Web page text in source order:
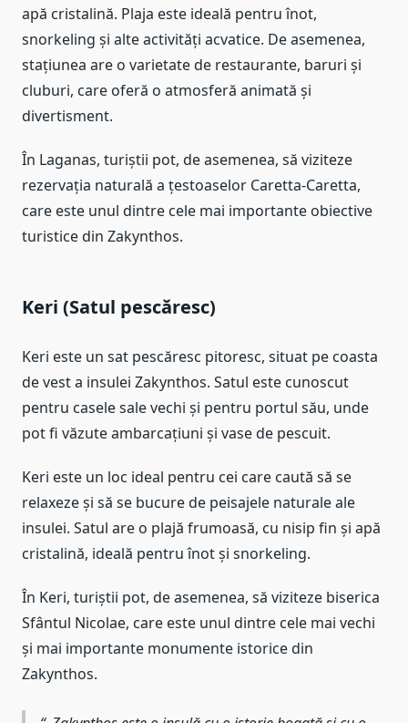
apă cristalină. Plaja este ideală pentru înot,
snorkeling și alte activități acvatice. De asemenea,
stațiunea are o varietate de restaurante, baruri și
cluburi, care oferă o atmosferă animată și
divertisment.
În Laganas, turiștii pot, de asemenea, să viziteze
rezervația naturală a țestoaselor Caretta-Caretta,
care este unul dintre cele mai importante obiective
turistice din Zakynthos.
Keri (Satul pescăresc)
Keri este un sat pescăresc pitoresc, situat pe coasta
de vest a insulei Zakynthos. Satul este cunoscut
pentru casele sale vechi și pentru portul său, unde
pot fi văzute ambarcațiuni și vase de pescuit.
Keri este un loc ideal pentru cei care caută să se
relaxeze și să se bucure de peisajele naturale ale
insulei. Satul are o plajă frumoasă, cu nisip fin și apă
cristalină, ideală pentru înot și snorkeling.
În Keri, turiștii pot, de asemenea, să viziteze biserica
Sfântul Nicolae, care este unul dintre cele mai vechi
și mai importante monumente istorice din
Zakynthos.